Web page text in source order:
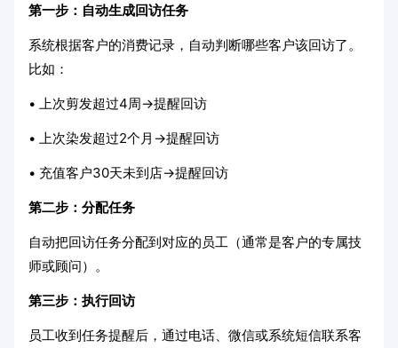
第一步：自动生成回访任务
系统根据客户的消费记录，自动判断哪些客户该回访了。
比如：
• 上次剪发超过4周→提醒回访
• 上次染发超过2个月→提醒回访
• 充值客户30天未到店→提醒回访
第二步：分配任务
自动把回访任务分配到对应的员工（通常是客户的专属技
师或顾问）。
第三步：执行回访
员工收到任务提醒后，通过电话、微信或系统短信联系客